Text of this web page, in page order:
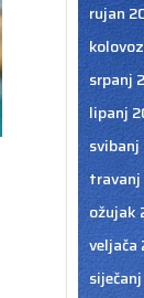
rujan
srpanj
lipanj
travanj
ožujak
veljača